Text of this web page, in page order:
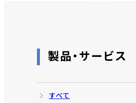
製品・サービス
すべて